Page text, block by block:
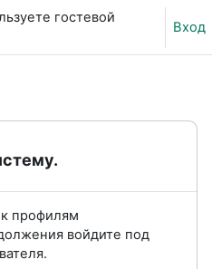
строки
гостевой
Вход
профилям
войдите под